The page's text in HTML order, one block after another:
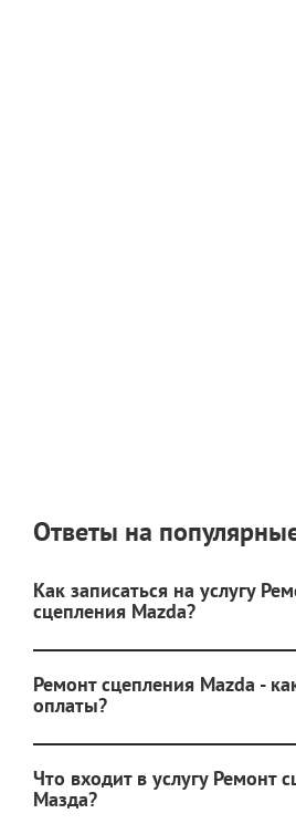
Ответы на
Как записаться на услугу
сцепления Mazda?
Ремонт сцепления Mazda -
оплаты?
Что входит в услугу Ремонт
Мазда?